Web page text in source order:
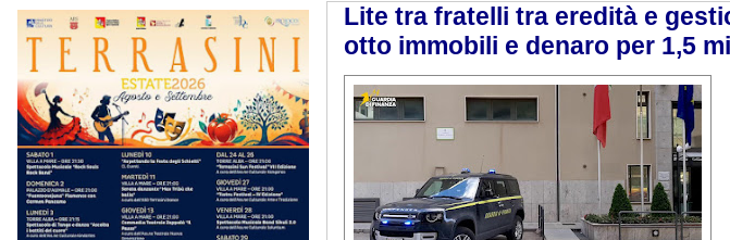
Lite tra fratelli tra eredità e
otto immobili e denaro per 1,5